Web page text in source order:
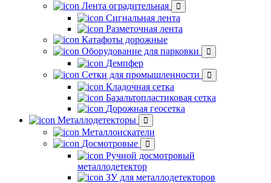
Лента оградительная
Сигнальная лента
Разметочная лента
Катафоты дорожные
Оборудование для парковки
Демпфер
Сетки для промышленности
Кладочная сетка
Базальтопластиковая сетка
Дорожная геосетка
Металлодетекторы
Металлоискатели
Досмотровые
Ручной досмотровый
металлодетектор
ЗУ для металлодетекторов